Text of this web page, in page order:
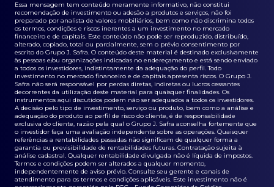
Essa mensagem tem conteúdo meramente informativo, não constitui
recomendação de investimento ou adesão a produtos e serviços, não foi
preparado por analista de valores mobiliários, bem como não discrimina todos
os termos, condições e riscos inerentes a um investimento no mercado
financeiro e de capitais. Este conteúdo não pode ser reproduzido, distribuído,
alterado, copiado, total ou parcialmente, sem o prévio consentimento por
escrito do Grupo J. Safra. O conteúdo deste material é destinado exclusivamente
às pessoas e/ou organizações indicadas no endereçamento e está sendo enviado
a todos os investidores, indistintamente da adequação do perfil. Todo
investimento no mercado financeiro e de capitais apresenta riscos. O Grupo J.
Safra não será responsável por perdas diretas, indiretas ou lucros cessantes
decorrentes da utilização deste material para quaisquer finalidades. Os
instrumentos aqui discutidos podem não ser adequados a todos os investidores.
A decisão pelo tipo de investimento, serviço ou produto, bem como a análise e
adequação do produto ao perfil de risco do cliente, é de responsabilidade
exclusiva do cliente, razão pela qual o Grupo J. Safra aconselha fortemente que
o investidor faça uma avaliação independente sobre as operações. Quaisquer
referências a rentabilidades passadas não significam de qualquer forma a
garantia ou previsibilidade de rentabilidades futuras. Contratação sujeita à
análise cadastral. Qualquer rentabilidade divulgada não é líquida de impostos.
Termos e condições podem ser alterados a qualquer momento,
independentemente de aviso prévio. Consulte seu gerente e canais de
atendimento para os termos e condições aplicáveis. Este investimento não é